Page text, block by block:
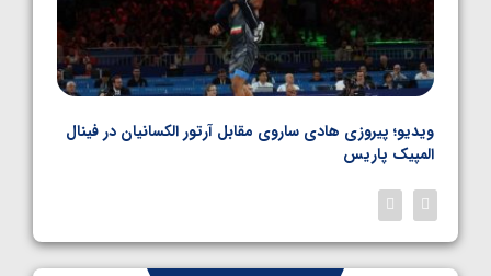
ویدیو؛ پیروزی هادی ساروی مقابل آرتور الکسانیان در فینال
المپیک پاریس